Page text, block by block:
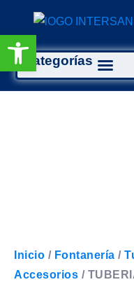
Categorías
Inicio / Fontanería /
Accesorios /
Abrir barra de